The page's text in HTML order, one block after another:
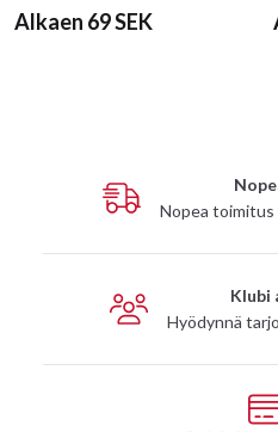
Alkaen 69 SEK
Nopea toimitus
Klubi
Hyödynnä